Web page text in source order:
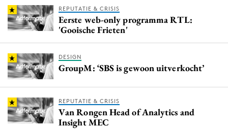
REPUTATIE & CRISIS
Eerste web-only programma RTL:
'Gooische Frieten'
DESIGN
GroupM: ‘SBS is gewoon uitverkocht’
REPUTATIE & CRISIS
Van Rongen Head of Analytics and
Insight MEC